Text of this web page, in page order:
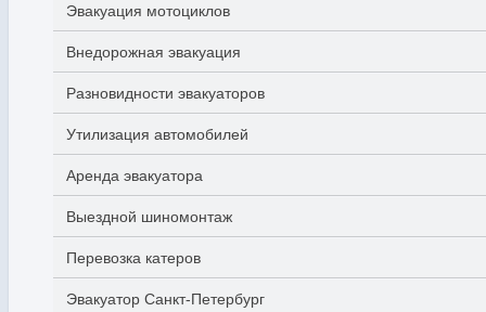
Эвакуация мотоциклов
Внедорожная эвакуация
Разновидности эвакуаторов
Утилизация автомобилей
Аренда эвакуатора
Выездной шиномонтаж
Перевозка катеров
Эвакуатор Санкт-Петербург